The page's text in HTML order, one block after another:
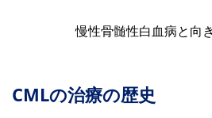
慢性骨髄性白血病と向
CMLの治療の歴史